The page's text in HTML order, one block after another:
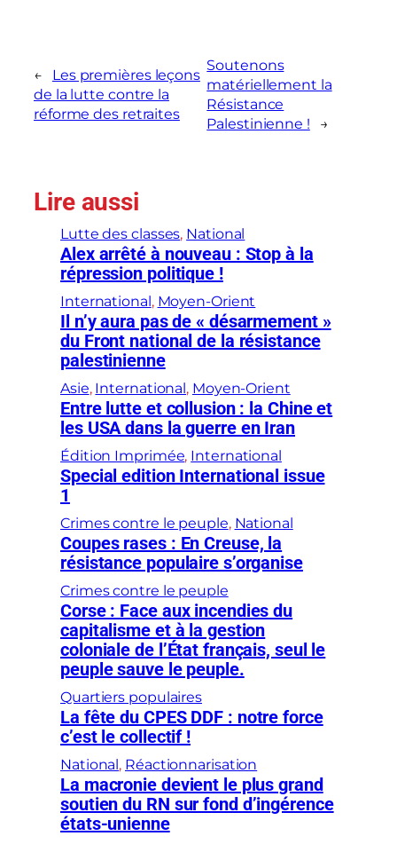
←
Les premières leçons
de la lutte contre la
réforme des retraites
Soutenons
matériellement la
Résistance
Palestinienne !
→
Lire aussi
Lutte des classes, National
Alex arrêté à nouveau : Stop à la
répression politique !
International , Moyen-Orient
Il n’y aura pas de « désarmement »
du Front national de la résistance
palestinienne
Asie, International , Moyen-Orient
Entre lutte et collusion : la Chine et
les USA dans la guerre en Iran
Édition Imprimée, International
Special edition International issue
1
Crimes contre le peuple, National
Coupes rases : En Creuse, la
résistance populaire s’organise
Crimes contre le peuple
Corse : Face aux incendies du
capitalisme et à la gestion
coloniale de l’État français, seul le
peuple sauve le peuple.
Quartiers populaires
La fête du CPES DDF : notre force
c’est le collectif !
National , Réactionnarisation
La macronie devient le plus grand
soutien du RN sur fond d’ingérence
états-unienne